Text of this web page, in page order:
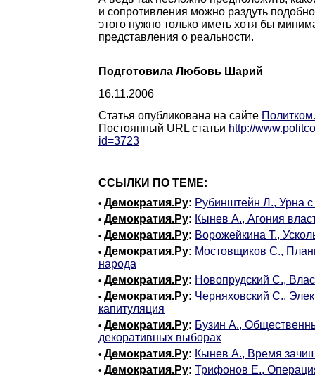
и сопротивления можно раздуть
этого нужно только иметь хотя бы
представления о реальности.
Подготовила Любовь Шарий
16.11.2006
Статья опубликована на сайте
Постоянный URL статьи http://
id=3723
ССЫЛКИ ПО ТЕМЕ:
• Демократия.Ру: Рубинштейн Л., Урна
• Демократия.Ру: Кынев А., Агония
• Демократия.Ру: Ворожейкина Т.,
• Демократия.Ру: Мостовщиков С.,
народа
• Демократия.Ру: Новопрудский С.,
• Демократия.Ру: Черняховский С.,
капитуляция
• Демократия.Ру: Бузин А.,
декоративных выборах
• Демократия.Ру: Кынев А., Время
• Демократия.Ру: Трифонов Е.,